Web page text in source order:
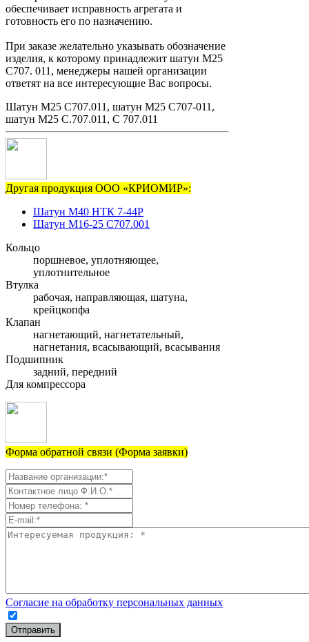
обеспечивает исправность агрегата и
готовность его по назначению.
При заказе желательно указывать обозначение
изделия, к которому принадлежит шатун М25
С707. 011, менеджеры нашей организации
ответят на все интересующие Вас вопросы.
Шатун М25 С707.011, шатун М25 С707-011,
шатун М25 С.707.011, С 707.011
Другая продукция ООО «КРИОМИР»:
Шатун М40 НТК 7-44Р
Шатун М16-25 С707.001
Кольцо
поршневое, уплотняющее,
уплотнительное
Втулка
рабочая, направляющая, шатуна,
крейцкопфа
Клапан
нагнетающий, нагнетательный,
нагнетания, всасывающий, всасывания
Подшипник
задний, передний
Для компрессора
Форма обратной связи (Форма заявки)
Согласие на обработку персональных данных
Отправить